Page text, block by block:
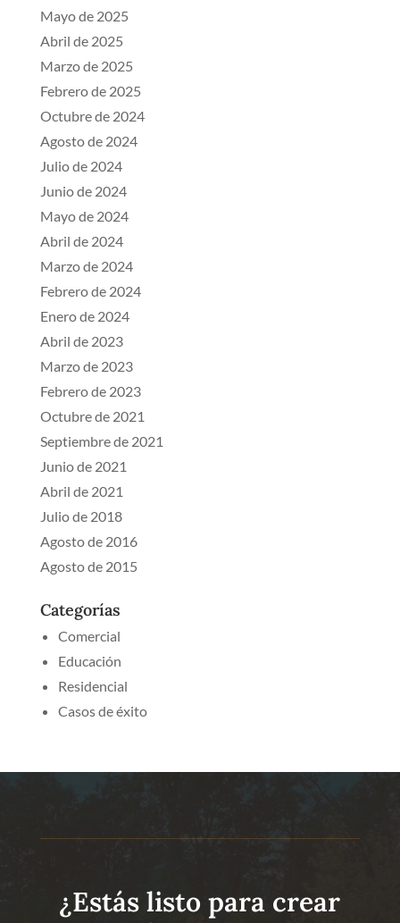
Mayo de 2025
Abril de 2025
Marzo de 2025
Febrero de 2025
Octubre de 2024
Agosto de 2024
Julio de 2024
Junio de 2024
Mayo de 2024
Abril de 2024
Marzo de 2024
Febrero de 2024
Enero de 2024
Abril de 2023
Marzo de 2023
Febrero de 2023
Octubre de 2021
Septiembre de 2021
Junio de 2021
Abril de 2021
Julio de 2018
Agosto de 2016
Agosto de 2015
Categorías
Comercial
Educación
Residencial
Casos de éxito
¿Estás listo para crear